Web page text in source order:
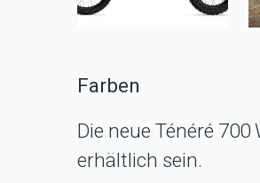
Farben
Die neue Ténéré 700
erhältlich sein.